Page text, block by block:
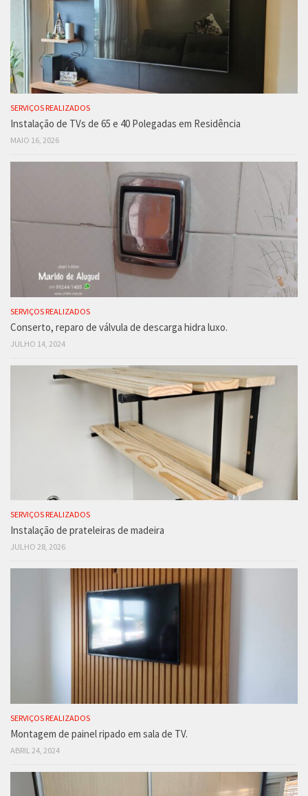
SERVIÇOS REALIZADOS
Instalação de TVs de 65 e 40 Polegadas em Residência
MAIO 16, 2026
SERVIÇOS REALIZADOS
Conserto, reparo de válvula de descarga hidra luxo.
JULHO 14, 2024
SERVIÇOS REALIZADOS
Instalação de prateleiras de madeira
JULHO 28, 2026
SERVIÇOS REALIZADOS
Montagem de painel ripado em sala de TV.
ABRIL 24, 2024